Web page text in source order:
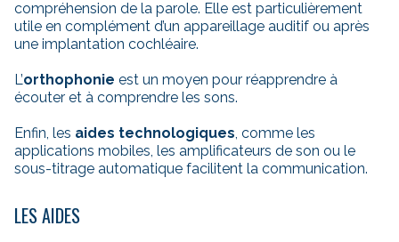
compréhension de la parole. Elle est particulièrement
utile en complément d’un appareillage auditif ou après
une implantation cochléaire.
L’orthophonie est un moyen pour réapprendre à
écouter et à comprendre les sons.
Enfin, les aides technologiques , comme les
applications mobiles, les amplificateurs de son ou le
sous-titrage automatique facilitent la communication.
LES AIDES